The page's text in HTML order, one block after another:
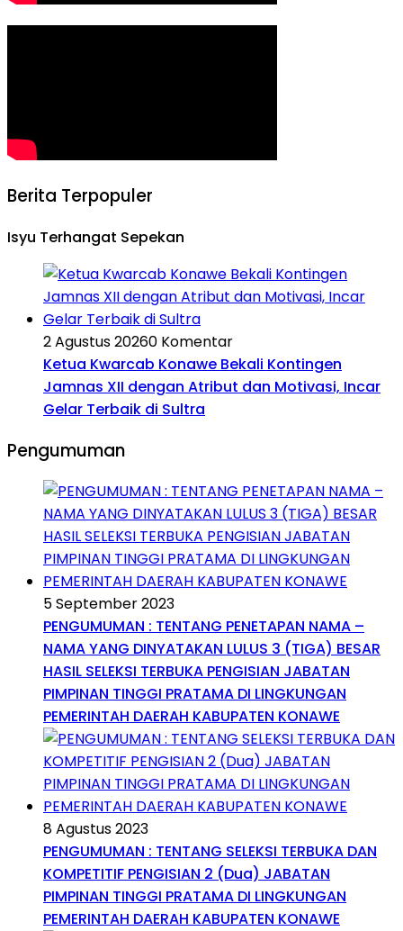
Berita Terpopuler
Isyu Terhangat Sepekan
2 Agustus 20260 Komentar
Ketua Kwarcab Konawe Bekali Kontingen
Jamnas XII dengan Atribut dan Motivasi, Incar
Gelar Terbaik di Sultra
Pengumuman
5 September 2023
PENGUMUMAN : TENTANG PENETAPAN NAMA –
NAMA YANG DINYATAKAN LULUS 3 (TIGA) BESAR
HASIL SELEKSI TERBUKA PENGISIAN JABATAN
PIMPINAN TINGGI PRATAMA DI LINGKUNGAN
PEMERINTAH DAERAH KABUPATEN KONAWE
8 Agustus 2023
PENGUMUMAN : TENTANG SELEKSI TERBUKA DAN
KOMPETITIF PENGISIAN 2 (Dua) JABATAN
PIMPINAN TINGGI PRATAMA DI LINGKUNGAN
PEMERINTAH DAERAH KABUPATEN KONAWE